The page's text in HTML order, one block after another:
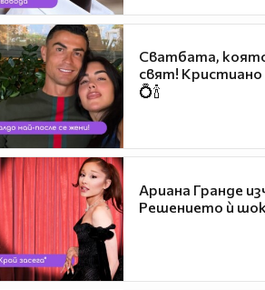
Сватбата,
свят! Кристиано
💍🍾
Ариана Гранде
Решението ѝ